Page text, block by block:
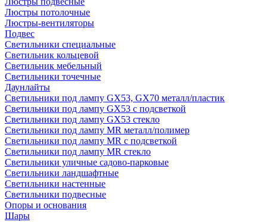
Люстры потолочные
Люстры-вентиляторы
Подвес
Светильники специальные
Светильник кольцевой
Светильник мебельный
Светильники точечные
Даунлайты
Светильники под лампу GX53, GX70 металл/пластик
Светильники под лампу GX53 с подсветкой
Светильники под лампу GX53 стекло
Светильники под лампу MR металл/полимер
Светильники под лампу MR с подсветкой
Светильники под лампу MR стекло
Светильники уличные садово-парковые
Светильники ландшафтные
Светильники настенные
Светильники подвесные
Опоры и основания
Шары